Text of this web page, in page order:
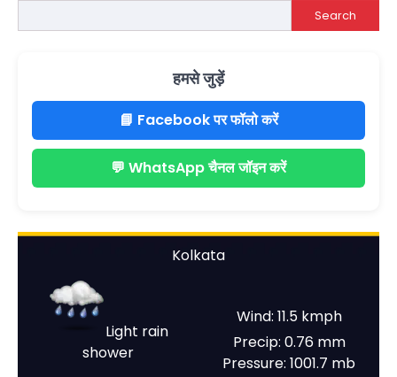
Search
हमसे जुड़ें
📘 Facebook पर फॉलो करें
💬 WhatsApp चैनल जॉइन करें
Kolkata
Light rain
shower
Wind: 11.5 kmph
Precip: 0.76 mm
Pressure: 1001.7 mb